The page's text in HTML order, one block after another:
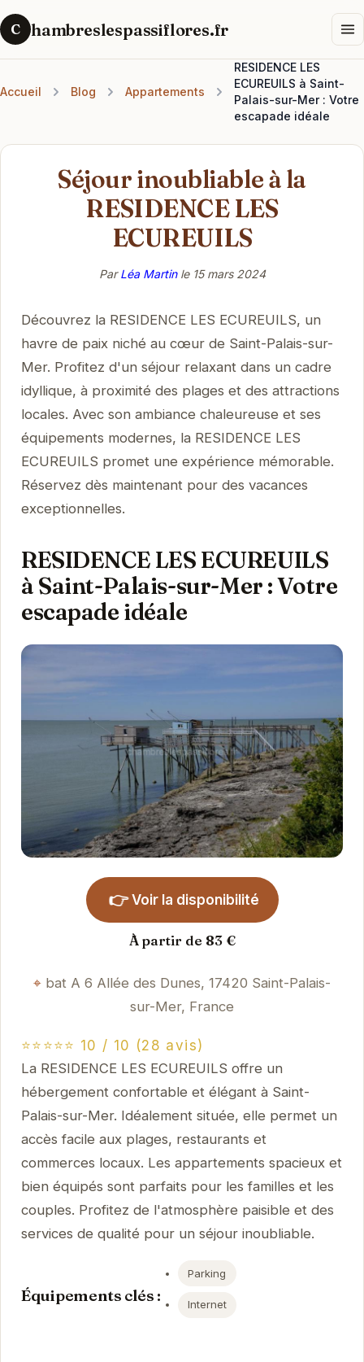
C hambreslespassiflores.fr
Accueil Blog Appartements
RESIDENCE LES
ECUREUILS à Saint-
Palais-sur-Mer : Votre
escapade idéale
Séjour inoubliable à la
RESIDENCE LES
ECUREUILS
ParLéa Martinle 15 mars 2024
Découvrez la RESIDENCE LES ECUREUILS, un
havre de paix niché au cœur de Saint-Palais-sur-
Mer. Profitez d'un séjour relaxant dans un cadre
idyllique, à proximité des plages et des attractions
locales. Avec son ambiance chaleureuse et ses
équipements modernes, la RESIDENCE LES
ECUREUILS promet une expérience mémorable.
Réservez dès maintenant pour des vacances
exceptionnelles.
RESIDENCE LES ECUREUILS
à Saint-Palais-sur-Mer : Votre
escapade idéale
👉 Voir la disponibilité
À partir de 83 €
bat A 6 Allée des Dunes, 17420 Saint-Palais-
sur-Mer, France
⭐⭐⭐⭐⭐ 10 / 10 (28 avis)
La RESIDENCE LES ECUREUILS offre un
hébergement confortable et élégant à Saint-
Palais-sur-Mer. Idéalement située, elle permet un
accès facile aux plages, restaurants et
commerces locaux. Les appartements spacieux et
bien équipés sont parfaits pour les familles et les
couples. Profitez de l'atmosphère paisible et des
services de qualité pour un séjour inoubliable.
Équipements clés :
Parking
Internet